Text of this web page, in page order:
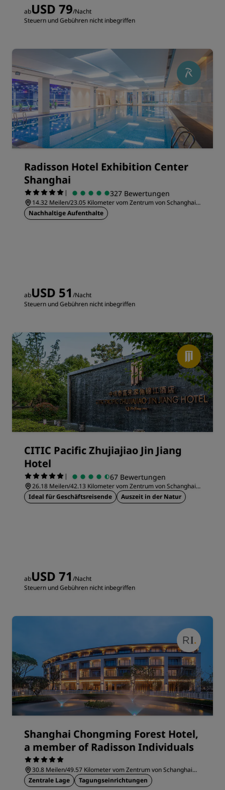
abUSD 79/Nacht
Steuern und Gebühren nicht inbegriffen
Radisson Hotel Exhibition Center
Shanghai
| 327 Bewertungen
14.32 Meilen/23.05 Kilometer vom Zentrum von Schanghai
entfernt
Nachhaltige Aufenthalte
abUSD 51 /Nacht
Steuern und Gebühren nicht inbegriffen
CITIC Pacific Zhujiajiao Jin Jiang
Hotel
| 67 Bewertungen
26.18 Meilen/42.13 Kilometer vom Zentrum von Schanghai
entfernt
Ideal für Geschäftsreisende Auszeit in der Natur
abUSD 71 /Nacht
Steuern und Gebühren nicht inbegriffen
Shanghai Chongming Forest Hotel,
a member of Radisson Individuals
30.8 Meilen/49.57 Kilometer vom Zentrum von Schanghai
entfernt
Zentrale Lage Tagungseinrichtungen